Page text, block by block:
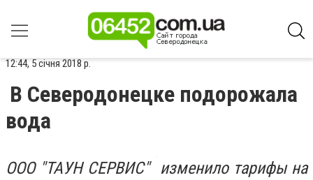
12:44, 5 січня 2018 р.
В Северодонецке подорожала
вода
ООО "ТАУН СЕРВИС" изменило тарифы на